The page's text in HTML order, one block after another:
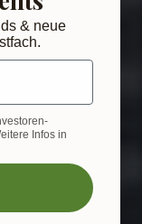
& neue
Infos in